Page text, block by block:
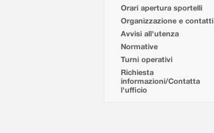
Orari apertura sportelli
Organizzazione e contatti
Avvisi all'utenza
Normative
Turni operativi
Richiesta
informazioni/Contatta
l'ufficio